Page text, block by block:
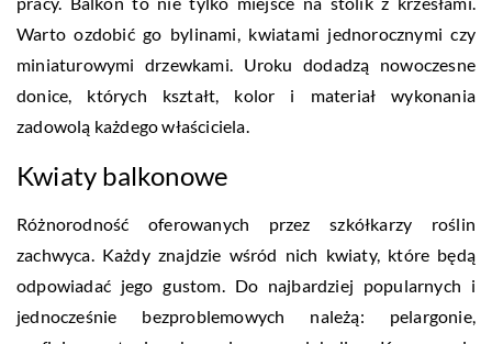
Warto ozdobić go bylinami, kwiatami jednorocznymi czy
miniaturowymi drzewkami. Uroku dodadzą nowoczesne
donice, których kształt, kolor i materiał wykonania
zadowolą każdego właściciela.
Kwiaty balkonowe
Różnorodność oferowanych przez szkółkarzy roślin
zachwyca. Każdy znajdzie wśród nich kwiaty, które będą
odpowiadać jego gustom. Do najbardziej popularnych i
jednocześnie bezproblemowych należą: pelargonie,